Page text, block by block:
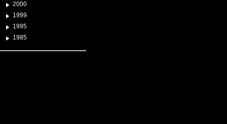
2000
1999
1995
1985